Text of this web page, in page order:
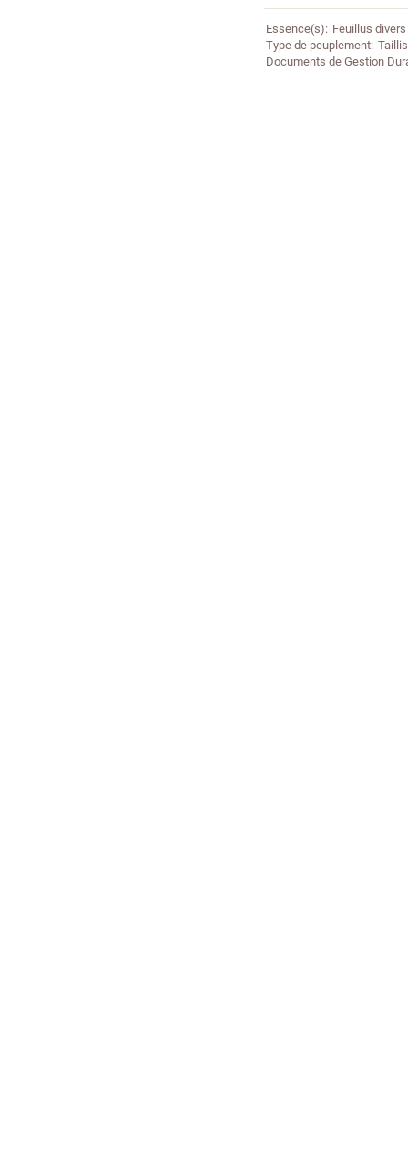
Essence(s) Feuillus divers
Type de peuplement Taillis
Documents de Gestion